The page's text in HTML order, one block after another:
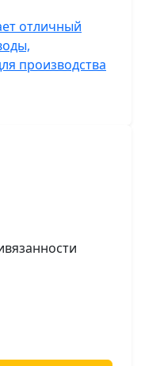
отличный
производства